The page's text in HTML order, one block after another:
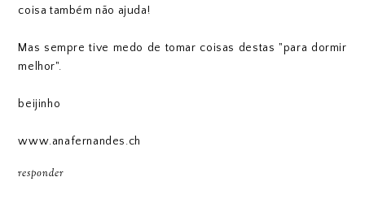
coisa também não ajuda!
Mas sempre tive medo de tomar coisas destas "para dormir
melhor".
beijinho
www.anafernandes.ch
responder